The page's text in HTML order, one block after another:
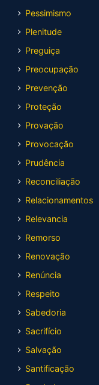
Pessimismo
Plenitude
Preguiça
Preocupação
Prevenção
Proteção
Provação
Provocação
Prudência
Reconciliação
Relacionamentos
Relevancia
Remorso
Renovação
Renúncia
Respeito
Sabedoria
Sacrifício
Salvação
Santificação